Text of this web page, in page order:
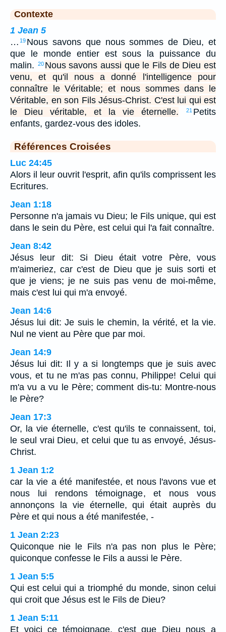
Contexte
1 Jean 5
… 19 Nous savons que nous sommes de Dieu, et
que le monde entier est sous la puissance du
malin.
20 Nous savons aussi que le Fils de Dieu est
venu, et qu'il nous a donné l'intelligence pour
connaître le Véritable; et nous sommes dans le
Véritable, en son Fils Jésus-Christ. C'est lui qui est
le Dieu véritable, et la vie éternelle.
21 Petits
enfants, gardez-vous des idoles.
Références Croisées
Luc 24:45
Alors il leur ouvrit l'esprit, afin qu'ils comprissent les
Ecritures.
Jean 1:18
Personne n'a jamais vu Dieu; le Fils unique, qui est
dans le sein du Père, est celui qui l'a fait connaître.
Jean 8:42
Jésus leur dit: Si Dieu était votre Père, vous
m'aimeriez, car c'est de Dieu que je suis sorti et
que je viens; je ne suis pas venu de moi-même,
mais c'est lui qui m'a envoyé.
Jean 14:6
Jésus lui dit: Je suis le chemin, la vérité, et la vie.
Nul ne vient au Père que par moi.
Jean 14:9
Jésus lui dit: Il y a si longtemps que je suis avec
vous, et tu ne m'as pas connu, Philippe! Celui qui
m'a vu a vu le Père; comment dis-tu: Montre-nous
le Père?
Jean 17:3
Or, la vie éternelle, c'est qu'ils te connaissent, toi,
le seul vrai Dieu, et celui que tu as envoyé, Jésus-
Christ.
1 Jean 1:2
car la vie a été manifestée, et nous l'avons vue et
nous lui rendons témoignage, et nous vous
annonçons la vie éternelle, qui était auprès du
Père et qui nous a été manifestée, -
1 Jean 2:23
Quiconque nie le Fils n'a pas non plus le Père;
quiconque confesse le Fils a aussi le Père.
1 Jean 5:5
Qui est celui qui a triomphé du monde, sinon celui
qui croit que Jésus est le Fils de Dieu?
1 Jean 5:11
Et voici ce témoignage, c'est que Dieu nous a